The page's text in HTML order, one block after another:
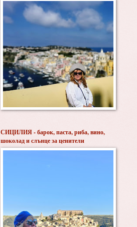
СИЦИЛИЯ - барок, паста, риба, вино,
шоколад и слънце за ценители